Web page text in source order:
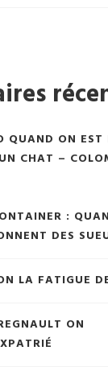
QUAND ON EST
CHAT –
:
DES
LA FATIGUE
ON